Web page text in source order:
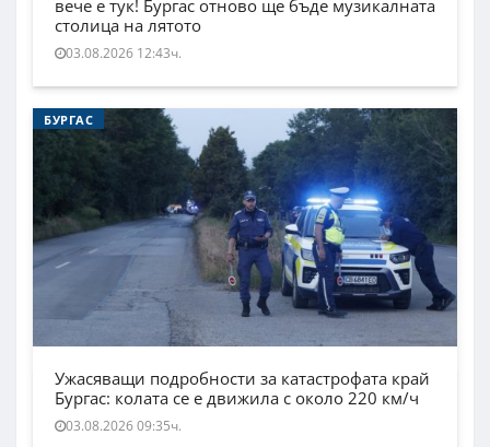
вече е тук! Бургас отново ще бъде музикалната
столица на лятото
03.08.2026 12:43ч.
БУРГАС
Ужасяващи подробности за катастрофата край
Бургас: колата се е движила с около 220 км/ч
03.08.2026 09:35ч.